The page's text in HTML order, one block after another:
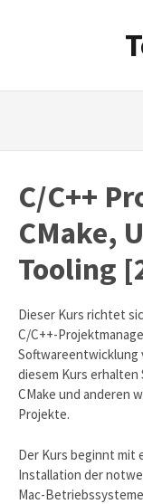
C/C++
CMake,
Tooling
Dieser Kurs richtet
C/C++-
Softwareentwicklung
diesem Kurs erhalten
CMake und anderen
Projekte.
Der Kurs beginnt
Installation der
Mac-